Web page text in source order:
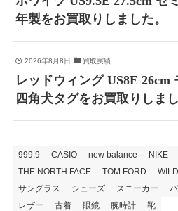
年製をお買取りしました。
2026年8月8日 買取実績
レッドウィング US8E 26cm
四角犬タグをお買取りしまし
999.9 CASIO new balance NIKE
THE NORTH FACE
TOM FORD
サングラス
シューズ スニーカー
レザー
古着 眼鏡 腕時計 靴